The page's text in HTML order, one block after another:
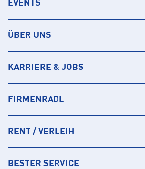
EVENTS
ÜBER UNS
KARRIERE & JOBS
FIRMENRADL
RENT / VERLEIH
BESTER SERVICE